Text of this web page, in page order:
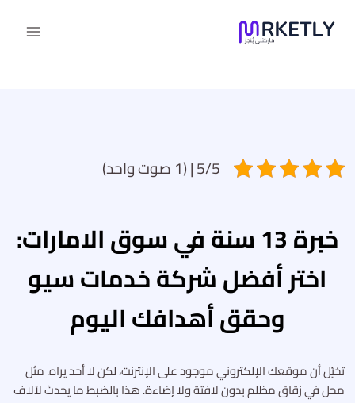
5/5 | (1 صوت واحد)
خبرة 13 سنة في سوق الامارات:
اختر أفضل شركة خدمات سيو
وحقق أهدافك اليوم
تخيّل أن موقعك الإلكتروني موجود على الإنترنت، لكن لا أحد يراه. مثل
محل في زقاق مظلم بدون لافتة ولا إضاءة. هذا بالضبط ما يحدث لآلاف